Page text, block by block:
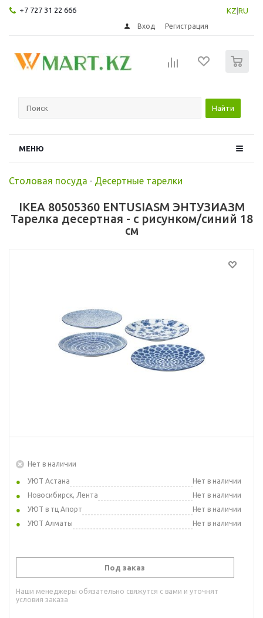
+7 727 31 22 666 KZ RU
Вход Регистрация
Найти
МЕНЮ
Столовая посуда - Десертные тарелки
IKEA 80505360 ENTUSIASM ЭНТУЗИАЗМ
Тарелка десертная - с рисунком/синий 18
см
Нет в наличии
УЮТ Астана
Нет в наличии
Новосибирск, Лента
Нет в наличии
УЮТ в тц Апорт
Нет в наличии
УЮТ Алматы
Нет в наличии
Под заказ
Наши менеджеры обязательно свяжутся с вами и уточнят
условия заказа